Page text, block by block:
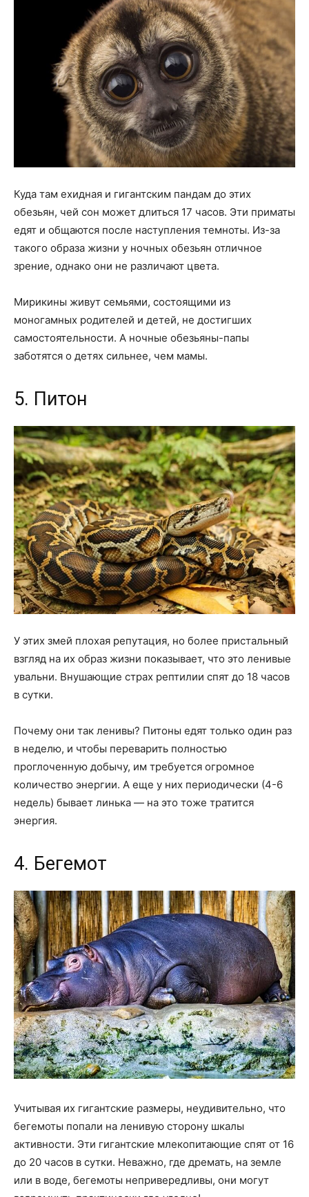
Куда там ехидная и гигантским пандам до этих
обезьян, чей сон может длиться 17 часов. Эти приматы
едят и общаются после наступления темноты. Из-за
такого образа жизни у ночных обезьян отличное
зрение, однако они не различают цвета.
Мирикины живут семьями, состоящими из
моногамных родителей и детей, не достигших
самостоятельности. А ночные обезьяны-папы
заботятся о детях сильнее, чем мамы.
5. Питон
У этих змей плохая репутация, но более пристальный
взгляд на их образ жизни показывает, что это ленивые
увальни. Внушающие страх рептилии спят до 18 часов
в сутки.
Почему они так ленивы? Питоны едят только один раз
в неделю, и чтобы переварить полностью
проглоченную добычу, им требуется огромное
количество энергии. А еще у них периодически (4-6
недель) бывает линька — на это тоже тратится
энергия.
4. Бегемот
Учитывая их гигантские размеры, неудивительно, что
бегемоты попали на ленивую сторону шкалы
активности. Эти гигантские млекопитающие спят от 16
до 20 часов в сутки. Неважно, где дремать, на земле
или в воде, бегемоты непривередливы, они могут